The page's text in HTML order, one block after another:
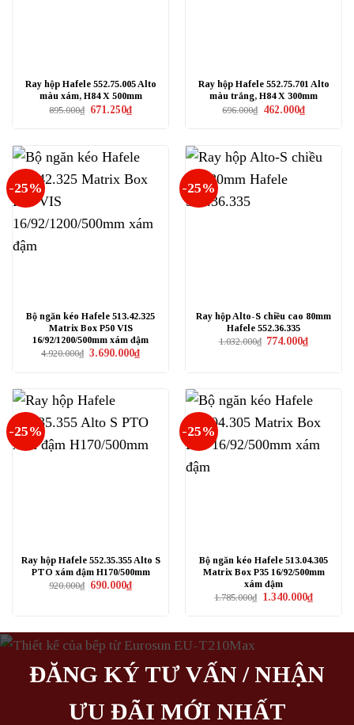
Ray hộp Hafele 552.75.005 Alto
màu xám, H84 X 500mm
895.000₫ Giá
671.250₫Giá
hiện
Ray hộp Hafele 552.75.701 Alto
màu trắng, H84 X 300mm
696.000₫ Giá
462.000₫Giá
hiện
-25%
Bộ ngăn kéo Hafele 513.42.325
Matrix Box P50 VIS
16/92/1200/500mm xám đậm
4.920.000₫ Giá
3.690.000₫Giá
hiện
-25%
Ray hộp Alto-S chiều cao 80mm
Hafele 552.36.335
1.032.000₫ Giá
774.000₫Giá
hiện
-25%
Ray hộp Hafele 552.35.355 Alto S
PTO xám đậm H170/500mm
920.000₫ Giá
690.000₫Giá
hiện
-25%
Bộ ngăn kéo Hafele 513.04.305
Matrix Box P35 16/92/500mm
xám đậm
1.785.000₫ Giá
1.340.000₫Giá
hiện
ĐĂNG KÝ TƯ VẤN / NHẬN
ƯU ĐÃI MỚI NHẤT